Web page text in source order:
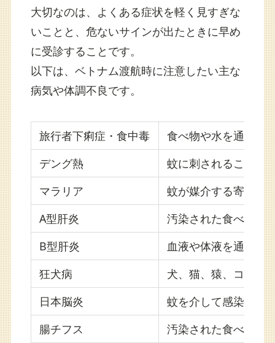
大切なのは、よくある症状を軽く見すぎな
いことと、危ないサインが出たときに早め
に受診することです。
以下は、ベトナム渡航時に注意したい主な
病気や体調不良です。
旅行者下痢症・食中毒
食べ物や水を通じて
デング熱
蚊に刺されることで
マラリア
蚊が媒介する寄生虫
A型肝炎
汚染された食べ物や
B型肝炎
血液や体液を通じて
狂犬病
犬、猫、猿、コウモ
日本脳炎
蚊を介して感染する
腸チフス
汚染された食べ物や